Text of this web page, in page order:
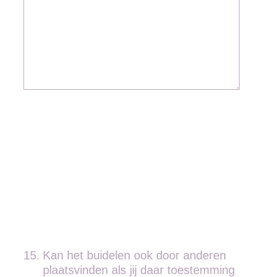
15. Kan het buidelen ook door anderen
plaatsvinden als jij daar toestemming